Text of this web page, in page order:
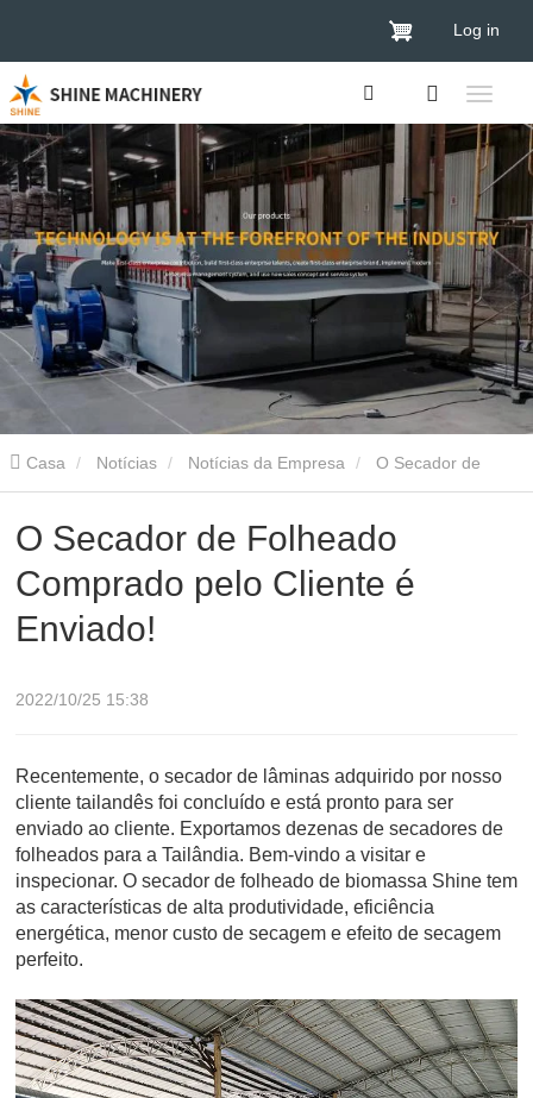
Log in
Casa Notícias Notícias da Empresa
Folheado Comprado pelo Cliente é Enviado!
O Secador de Folheado
Comprado pelo Cliente é
Enviado!
2022/10/25 15:38
Recentemente, o secador de lâminas adquirido por nosso
cliente tailandês foi concluído e está pronto para ser
enviado ao cliente. Exportamos dezenas de secadores de
folheados para a Tailândia. Bem-vindo a visitar e
inspecionar. O secador de folheado de biomassa Shine tem
as características de alta produtividade, eficiência
energética, menor custo de secagem e efeito de secagem
perfeito.